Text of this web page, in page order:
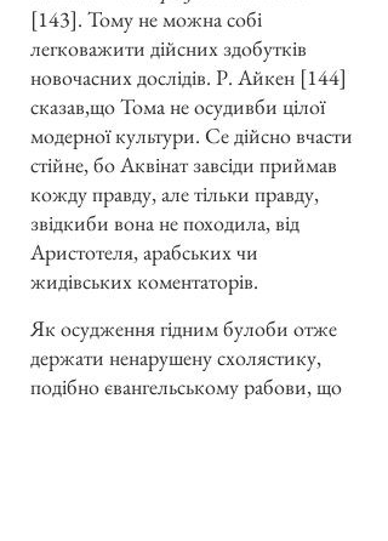
[143]. Тому не можна собі
легковажити дійсних здобутків
новочасних дослідів. Р. Айкен [144]
сказав,що Тома не осудивби цілої
модерної культури. Се дійсно вчасти
стійне, бо Аквінат завсіди приймав
кожду правду, але тільки правду,
звідкиби вона не походила, від
Аристотеля, арабських чи
жидівських коментаторів.
Як осудження гідним булоби отже
держати ненарушену схолястику,
подібно євангельському рабови, що